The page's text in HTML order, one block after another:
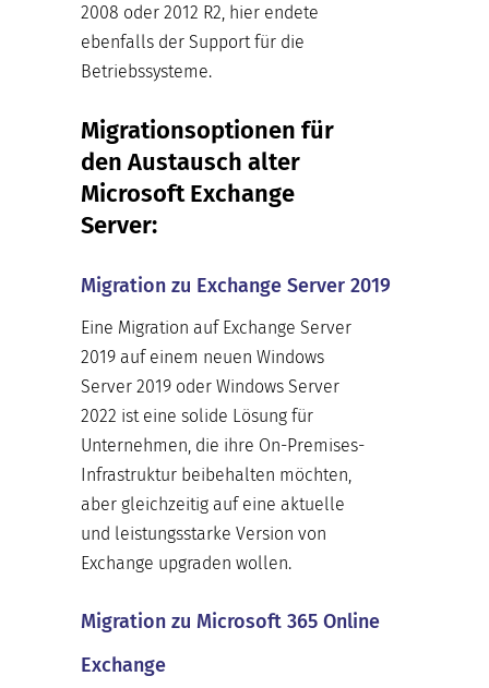
2008 oder 2012 R2, hier endete
ebenfalls der Support für die
Betriebssysteme.
Migrationsoptionen für
den Austausch alter
Microsoft Exchange
Server:
Migration zu Exchange Server 2019
Eine Migration auf Exchange Server
2019 auf einem neuen Windows
Server 2019 oder Windows Server
2022 ist eine solide Lösung für
Unternehmen, die ihre On-Premises-
Infrastruktur beibehalten möchten,
aber gleichzeitig auf eine aktuelle
und leistungsstarke Version von
Exchange upgraden wollen.
Migration zu Microsoft 365 Online
Exchange